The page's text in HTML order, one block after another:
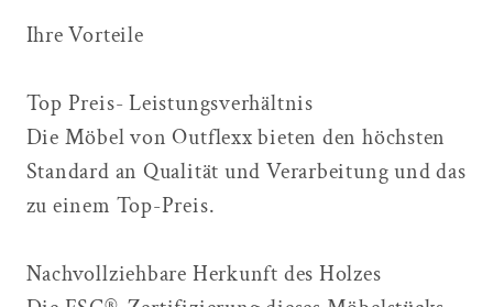
Ihre Vorteile
Top Preis- Leistungsverhältnis
Die Möbel von Outflexx bieten den höchsten
Standard an Qualität und Verarbeitung und das
zu einem Top-Preis.
Nachvollziehbare Herkunft des Holzes